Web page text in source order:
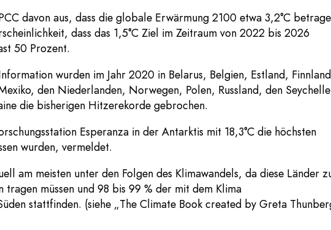
davon aus, dass die globale Erwärmung 2100 etwa 3,2°C
dass das 1,5°C Ziel im Zeitraum von 2022 bis 2026
50 Prozent.
wurden im Jahr 2020 in Belarus, Belgien, Estland,
den Niederlanden, Norwegen, Polen, Russland, den
die bisherigen Hitzerekorde gebrochen.
Esperanza in der Antarktis mit 18,3°C die höchsten
wurden, vermeldet.
am meisten unter den Folgen des Klimawandels, da diese Länder
müssen und 98 bis 99 % der mit dem Klima
stattfinden. (siehe „The Climate Book created by Greta